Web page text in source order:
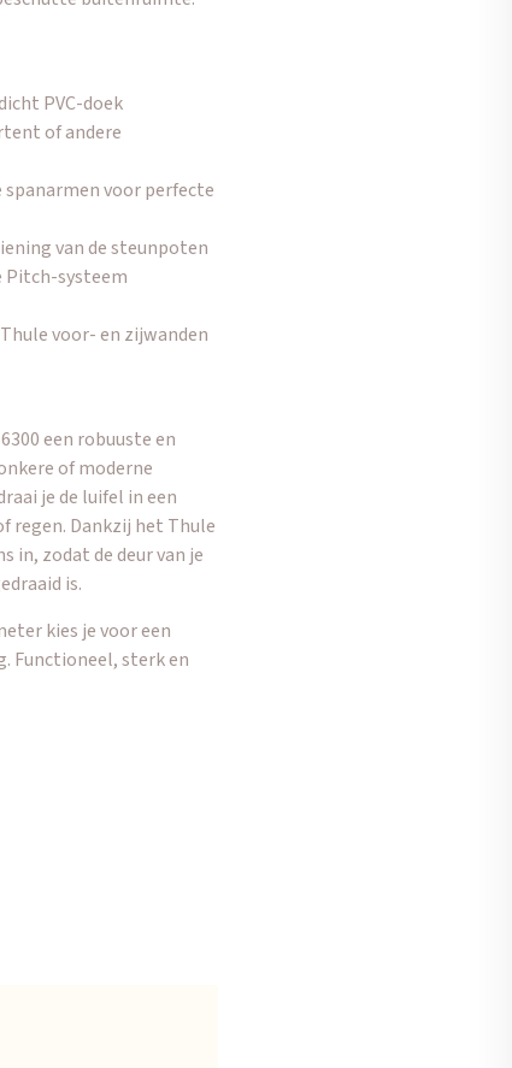
PVC-doek
of andere
voor perfecte
van de steunpoten
Pitch-systeem
voor- en zijwanden
een robuuste en
of moderne
je de luifel in een
regen. Dankzij het Thule
in, zodat de deur van je
is.
kies je voor een
Functioneel, sterk en